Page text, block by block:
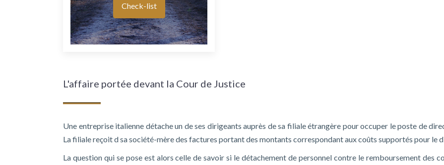
Check-list
L'affaire portée devant la Cour de Justice
Une entreprise italienne détache un de ses dirigeants auprès de sa filiale étrangère pour occuper le poste de
La filiale reçoit d sa société-mère des factures portant des montants correspondant aux coûts supportés pour le
La question qui se pose est alors celle de savoir si le détachement de personnel contre le remboursement des